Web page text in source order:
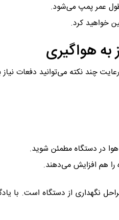
عمر پمپ می‌شود.
خواهید کرد.
به هواگیری
چند نکته می‌توانید دفعات نیاز
در دستگاه مطمئن شوید.
را هم افزایش می‌دهند.
نگهداری از دستگاه است. با